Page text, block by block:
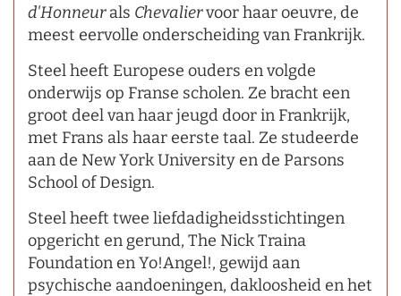
d'Honneurals Chevaliervoor haar oeuvre, de
meest eervolle onderscheiding van Frankrijk.
Steel heeft Europese ouders en volgde
onderwijs op Franse scholen. Ze bracht een
groot deel van haar jeugd door in Frankrijk,
met Frans als haar eerste taal. Ze studeerde
aan de New York University en de Parsons
School of Design.
Steel heeft twee liefdadigheidsstichtingen
opgericht en gerund, The Nick Traina
Foundation en Yo!Angel!, gewijd aan
psychische aandoeningen, dakloosheid en het